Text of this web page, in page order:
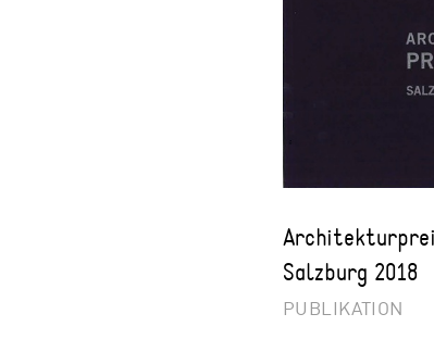
Salzburg 2018
PUBLIKATION